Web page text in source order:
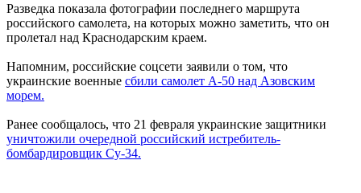
Разведка показала фотографии последнего маршрута
российского самолета, на которых можно заметить, что он
пролетал над Краснодарским краем.
Напомним, российские соцсети заявили о том, что
украинские военные сбили самолет А-50 над Азовским
морем.
Ранее сообщалось, что 21 февраля украинские защитники
уничтожили очередной российский истребитель-
бомбардировщик Су-34.